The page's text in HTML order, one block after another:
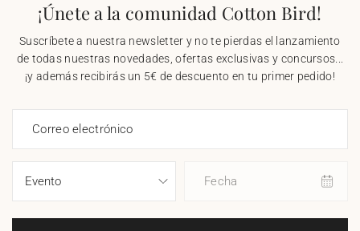
¡Únete a la comunidad Cotton Bird!
Suscríbete a nuestra newsletter y no te pierdas el lanzamiento
de todas nuestras novedades, ofertas exclusivas y concursos...
¡y además recibirás un 5€ de descuento en tu primer pedido!
Correo electrónico
Fecha